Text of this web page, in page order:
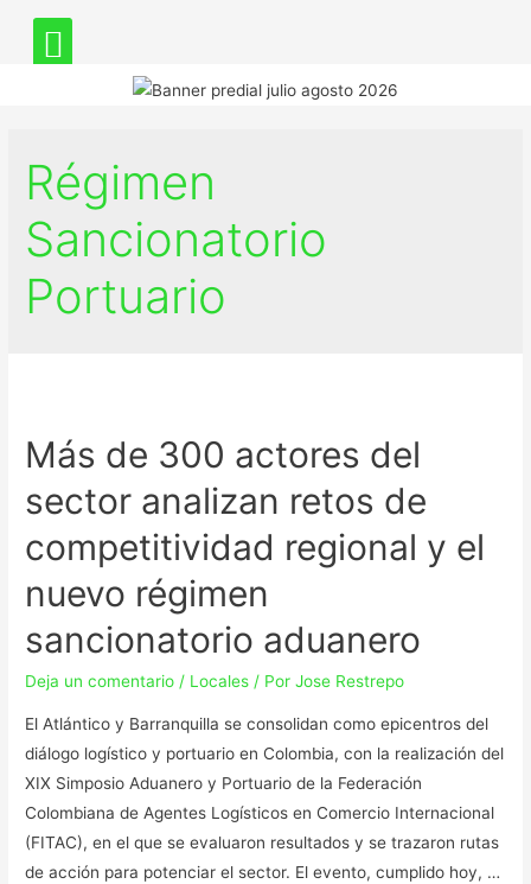
Régimen
Sancionatorio
Portuario
Más de 300 actores del
sector analizan retos de
competitividad regional y el
nuevo régimen
sancionatorio aduanero
Deja un comentario / Locales / PorJose Restrepo
El Atlántico y Barranquilla se consolidan como epicentros del
diálogo logístico y portuario en Colombia, con la realización del
XIX Simposio Aduanero y Portuario de la Federación
Colombiana de Agentes Logísticos en Comercio Internacional
(FITAC), en el que se evaluaron resultados y se trazaron rutas
de acción para potenciar el sector. El evento, cumplido hoy, …